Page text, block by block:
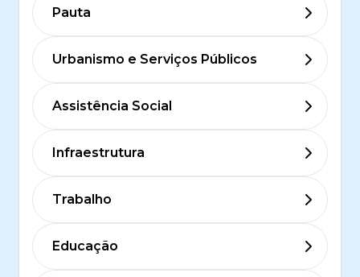
Pauta
Urbanismo e Serviços Públicos
Assistência Social
Infraestrutura
Trabalho
Educação